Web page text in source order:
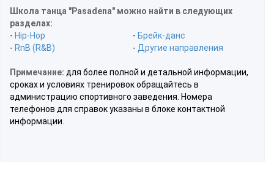
Школа танца "Pasadena" можно найти в следующих
разделах:
- Hip-Hop
- RnB (R&B)
- Брейк-данс
- Другие направления
Примечание: для более полной и детальной информации,
сроках и условиях тренировок обращайтесь в
администрацию спортивного заведения. Номера
телефонов для справок указаны в блоке контактной
информации.